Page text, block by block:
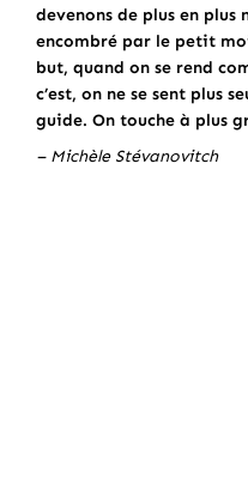
devenons de plus en plus
encombré par le petit
but, quand on se rend
c’est, on ne se sent plus
guide. On touche à plus
– Michèle Stévanovitch